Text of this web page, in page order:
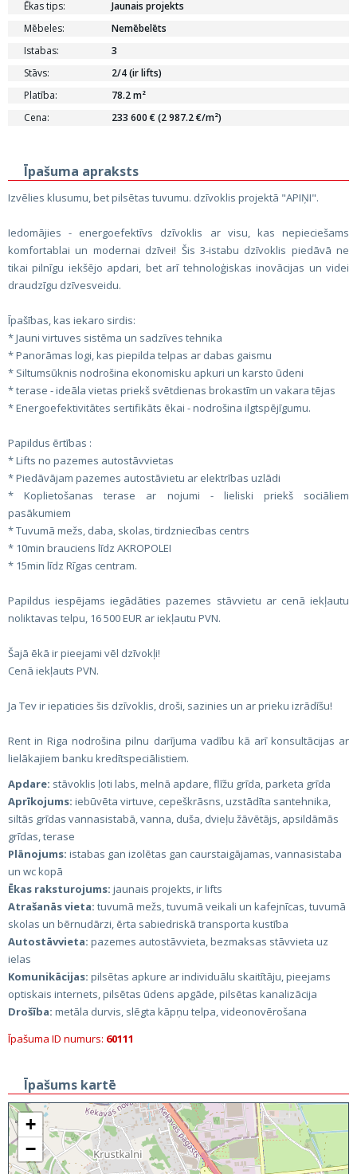
Ēkas tips:
Jaunais projekts
Mēbeles:
Nemēbelēts
Istabas:
3
Stāvs:
2/4 (ir lifts)
Platība:
78.2 m²
Cena:
233 600 € (2 987.2 €/m²)
Īpašuma apraksts
Izvēlies klusumu, bet pilsētas tuvumu. dzīvoklis projektā "APIŅI".
Iedomājies - energoefektīvs dzīvoklis ar visu, kas nepieciešams
komfortablai un modernai dzīvei! Šis 3-istabu dzīvoklis piedāvā ne
tikai pilnīgu iekšējo apdari, bet arī tehnoloģiskas inovācijas un videi
draudzīgu dzīvesveidu.
Īpašības, kas iekaro sirdis:
* Jauni virtuves sistēma un sadzīves tehnika
* Panorāmas logi, kas piepilda telpas ar dabas gaismu
* Siltumsūknis nodrošina ekonomisku apkuri un karsto ūdeni
* terase - ideāla vietas priekš svētdienas brokastīm un vakara tējas
* Energoefektivitātes sertifikāts ēkai - nodrošina ilgtspējīgumu.
Papildus ērtības :
* Lifts no pazemes autostāvvietas
* Piedāvājam pazemes autostāvietu ar elektrības uzlādi
* Koplietošanas terase ar nojumi - lieliski priekš sociāliem
pasākumiem
* Tuvumā mežs, daba, skolas, tirdzniecības centrs
* 10min brauciens līdz AKROPOLEI
* 15min līdz Rīgas centram.
Papildus iespējams iegādāties pazemes stāvvietu ar cenā iekļautu
noliktavas telpu, 16 500 EUR ar iekļautu PVN.
Šajā ēkā ir pieejami vēl dzīvokļi!
Cenā iekļauts PVN.
Ja Tev ir iepaticies šis dzīvoklis, droši, sazinies un ar prieku izrādīšu!
Rent in Riga nodrošina pilnu darījuma vadību kā arī konsultācijas ar
lielākajiem banku kredītspeciālistiem.
Apdare: stāvoklis ļoti labs, melnā apdare, flīžu grīda, parketa grīda
Aprīkojums: iebūvēta virtuve, cepeškrāsns, uzstādīta santehnika,
siltās grīdas vannasistabā, vanna, duša, dvieļu žāvētājs, apsildāmās
grīdas, terase
Plānojums: istabas gan izolētas gan caurstaigājamas, vannasistaba
un wc kopā
Ēkas raksturojums: jaunais projekts, ir lifts
Atrašanās vieta: tuvumā mežs, tuvumā veikali un kafejnīcas, tuvumā
skolas un bērnudārzi, ērta sabiedriskā transporta kustība
Autostāvvieta: pazemes autostāvvieta, bezmaksas stāvvieta uz
ielas
Komunikācijas: pilsētas apkure ar individuālu skaitītāju, pieejams
optiskais internets, pilsētas ūdens apgāde, pilsētas kanalizācija
Drošība: metāla durvis, slēgta kāpņu telpa, videonovērošana
Īpašuma ID numurs: 60111
Īpašums kartē
+
−